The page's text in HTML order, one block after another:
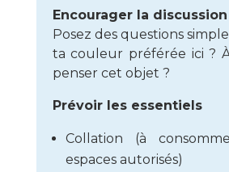
Encourager la discussion
Posez des questions
ta couleur préférée ici ?
penser cet objet ?
Prévoir les essentiels
Collation (à
espaces autorisés)